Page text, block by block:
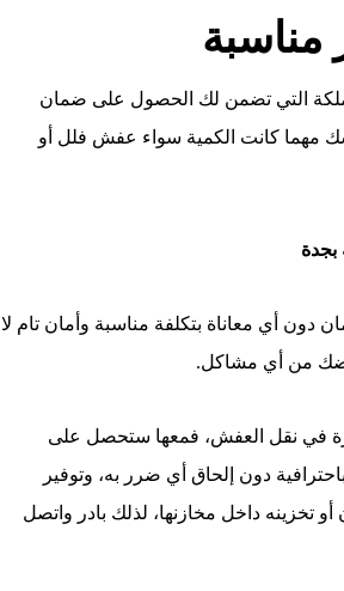
التي تضمن لك الحصول على ضمان
مهما كانت الكمية سواء عفش فلل أو
معها ستنقل عفشك بأمان دون أي معاناة بتكلفة مناسبة وأمان تام لا
من أي مشاكل.
في نقل العفش، فمعها ستحصل على
دون إلحاق أي ضرر به، وتوفير
تخزينه داخل مخازنها، لذلك بادر واتصل